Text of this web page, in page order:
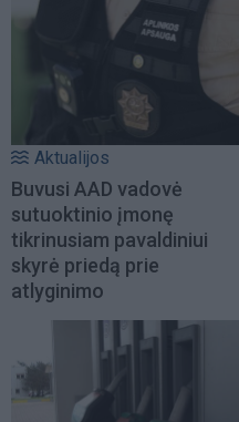
Aktualijos
Buvusi AAD vadovė
sutuoktinio įmonę
tikrinusiam pavaldiniui
skyrė priedą prie
atlyginimo